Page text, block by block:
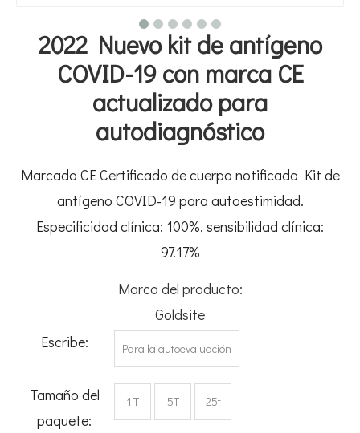
2022 Nuevo kit de antígeno
COVID-19 con marca CE
actualizado para
autodiagnóstico
Marcado CE Certificado de cuerpo notificado Kit de
antígeno COVID-19 para autoestimidad.
Especificidad clínica: 100%, sensibilidad clínica:
97.17%
Marca del producto:
Goldsite
Escribe:
Para la autoevaluación
Tamaño del
paquete:
1 T 5T 25t